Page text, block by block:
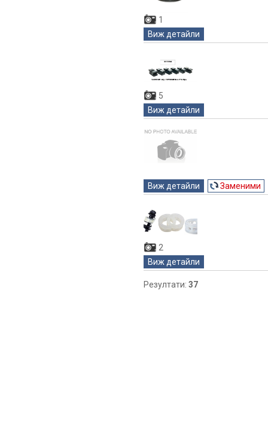
1
Виж детайли
5
Виж детайли
Виж детайли Заменими
2
Виж детайли
Резултати: 37